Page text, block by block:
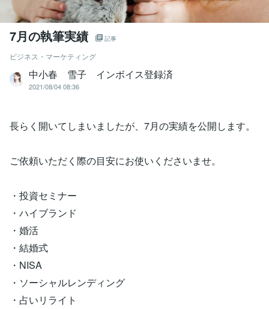
7月の執筆実績 記事
ビジネス・マーケティング
中小春 雪子 インボイス登録済
2021/08/04 08:36
長らく開いてしまいましたが、7月の実績を公開します。
ご依頼いただく際の目安にお使いくださいませ。
・投資セミナー
・ハイブランド
・婚活
・結婚式
・NISA
・ソーシャルレンディング
・占いリライト